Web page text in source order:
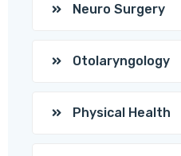
Neuro Surgery
Otolaryngology
Physical Health